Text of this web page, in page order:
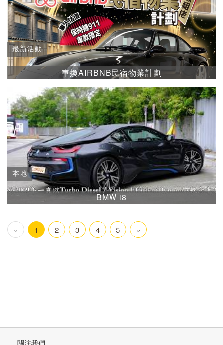
最新活動
車換AIRBNB民宿物業計劃
本地
BMW i8
« 1 2 3 4 5 »
關注我們